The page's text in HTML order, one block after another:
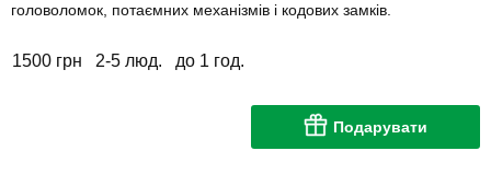
головоломок, потаємних механізмів і кодових замків.
1500 грн 2-5 люд. до 1 год.
Подарувати